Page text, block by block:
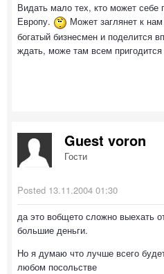
Видать мало тех, кто может себе
Европу.
Может заглянет к
богатый бизнесмен и поделится
ждать, може там всем
Guest voron
Гости
Posted 13.11.2004 01:30
да это вобщето сложно выехать
большие деньги.
Но я думаю что лучше всего
любом посольстве